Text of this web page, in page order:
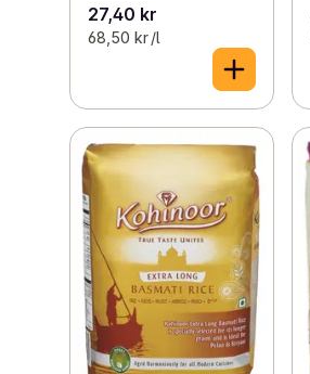
27,40 kr
68,50 kr /l